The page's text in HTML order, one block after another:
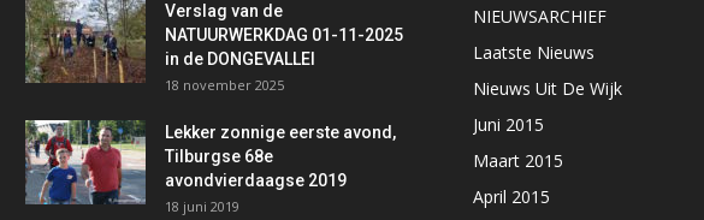
Verslag van de
NATUURWERKDAG 01-11-2025
in de DONGEVALLEI
18 november 2025
Lekker zonnige eerste avond,
Tilburgse 68e
avondvierdaagse 2019
18 juni 2019
NIEUWSARCHIEF
Laatste Nieuws
Nieuws Uit De Wijk
Juni 2015
Maart 2015
April 2015